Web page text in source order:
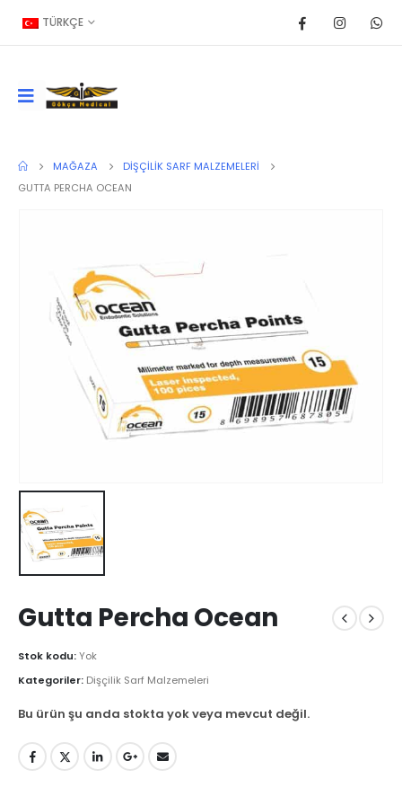
TÜRKÇE
MAĞAZA
DIŞÇILIK SARF MALZEMELERI
GUTTA PERCHA OCEAN
Gutta Percha Ocean
Stok kodu:Yok
Kategoriler: Dişçilik Sarf Malzemeleri
Bu ürün şu anda stokta yok veya mevcut değil.